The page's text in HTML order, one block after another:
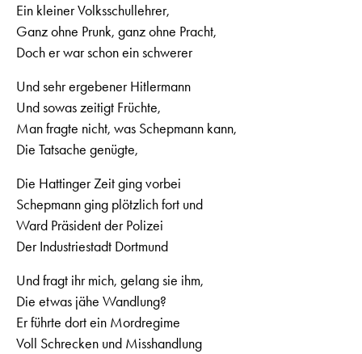
Ein kleiner Volksschullehrer,
Ganz ohne Prunk, ganz ohne Pracht,
Doch er war schon ein schwerer
Und sehr ergebener Hitlermann
Und sowas zeitigt Früchte,
Man fragte nicht, was Schepmann kann,
Die Tatsache genügte,
Die Hattinger Zeit ging vorbei
Schepmann ging plötzlich fort und
Ward Präsident der Polizei
Der Industriestadt Dortmund
Und fragt ihr mich, gelang sie ihm,
Die etwas jähe Wandlung?
Er führte dort ein Mordregime
Voll Schrecken und Misshandlung